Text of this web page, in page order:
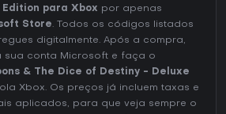
para Xbox por apenas
Store. Todos os códigos listados
digitalmente. Após a compra,
sua conta Microsoft e faça o
& The Dice of Destiny - Deluxe
Xbox. Os preços já incluem taxas e
aplicados, para que veja sempre o